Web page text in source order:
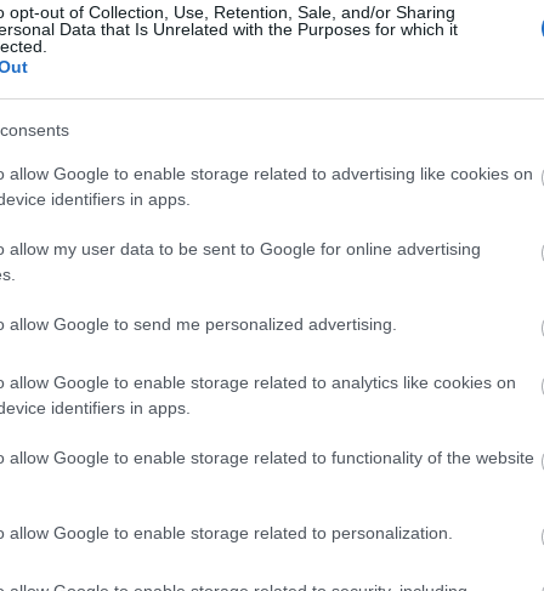
opt-out of Collection, Use, Retention, Sale, and/or Sharing
Data that Is Unrelated with the Purposes for which it
allow Google to enable storage related to advertising like cookies on
identifiers in apps.
allow my user data to be sent to Google for online advertising
allow Google to send me personalized advertising.
allow Google to enable storage related to analytics like cookies on
identifiers in apps.
allow Google to enable storage related to functionality of the website
allow Google to enable storage related to personalization.
τυπική παράβαση (μη υποβολή δήλωσης) από την
, σε περίπτωση μη υποβολής δήλωσης, οι
Σύμφωνα με πηγές του υπουργείου, στόχος είναι ο
όριο τα 200 ευρώ και ανώτατο τα 2.000 ευρώ
,
αλλά πραγματοποίησης καθαρισμού το πρόστιμο
100 ευρώ. Παράλληλα, δίνεται η δυνατότητα
, ώστε να αποφεύγονται καθυστερήσεις.
διαδικασία